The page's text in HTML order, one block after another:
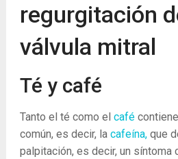
regurgitación
válvula mitral
Té y café
Tanto el té como el café
común, es decir, la cafeína,que
palpitación, es decir, un síntoma